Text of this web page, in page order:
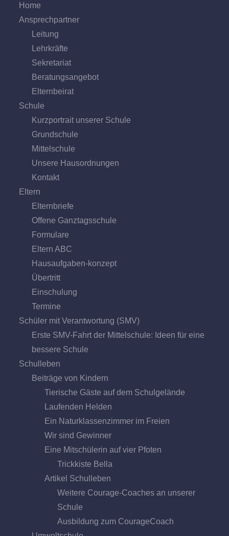
Home
Ansprechpartner
Leitung
Lehrkräfte
Sekretariat
Beratungs­angebot
Eltern­beirat
Schule
Kurzportrait unserer Schule
Grund­schule
Mittel­schule
Unsere Hausordnungen
Kontakt
Eltern
Elternbriefe
Offene Ganz­tags­schule
Formulare
Eltern ABC
Hausaufgaben-konzept
Übertritt
Einschulung
Termine
Schüler mit Verantwortung (SMV)
Erste SMV-Fahrt der Mittelschule: Ideen für eine
bessere Schule
Schulleben
Beiträge von Kindern
Tierische Gäste auf dem Schulgelände
Laufenden Helden
Ein Naturklassenzimmer im Freien
Wir sind Gewinner
Eine Mitschülerin auf vier Pfoten
Trickkiste Bella
Artikel Schulleben
Weitere Courage-Coaches an unserer
Schule
Ausbildung zum CourageCoach